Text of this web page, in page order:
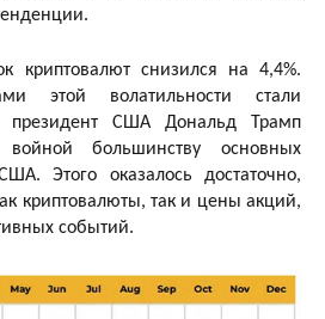
криптовалют снизился на 4,4%.
этой волатильности стали
президент США Дональд Трамп
войной большинству основных
Этого оказалось достаточно,
криптовалюты, так и цены акций,
событий.